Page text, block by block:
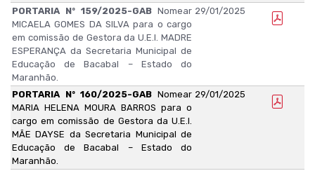
PORTARIA Nº 159/2025-GAB Nomear
MICAELA GOMES DA SILVA para o cargo
em comissão de Gestora da U.E.I. MADRE
ESPERANÇA da Secretaria Municipal de
Educação de Bacabal – Estado do
Maranhão.
29/01/2025
PORTARIA Nº 160/2025-GAB Nomear
MARIA HELENA MOURA BARROS para o
cargo em comissão de Gestora da U.E.I.
MÃE DAYSE da Secretaria Municipal de
Educação de Bacabal – Estado do
Maranhão.
29/01/2025